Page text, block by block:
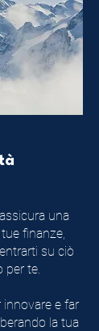
una
finanze,
su ciò
per te.
e far
la tua